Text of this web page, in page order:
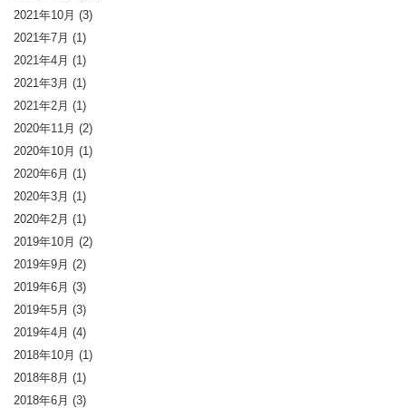
2021年10月 (3)
2021年7月 (1)
2021年4月 (1)
2021年3月 (1)
2021年2月 (1)
2020年11月 (2)
2020年10月 (1)
2020年6月 (1)
2020年3月 (1)
2020年2月 (1)
2019年10月 (2)
2019年9月 (2)
2019年6月 (3)
2019年5月 (3)
2019年4月 (4)
2018年10月 (1)
2018年8月 (1)
2018年6月 (3)